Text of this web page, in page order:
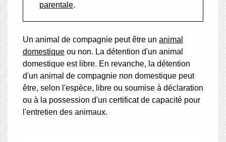
parentale.
Un animal de compagnie peut être un animal
domestique ou non. La détention d'un animal
domestique est libre. En revanche, la détention
d'un animal de compagnie non domestique peut
être, selon l'espèce, libre ou soumise à déclaration
ou à la possession d'un certificat de capacité pour
l'entretien des animaux.